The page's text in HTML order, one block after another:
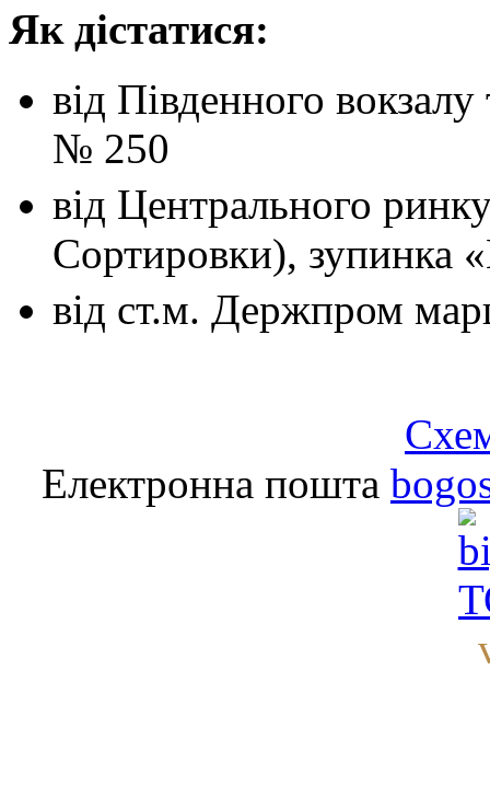
Як дістатися:
від Південного вокзалу
№ 250
від Центрального
Сортировки), зупинка
від ст.м. Держпром
Електронна пошта